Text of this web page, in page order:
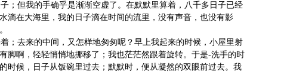
；但我的手确乎是渐渐空虚了。在默默里算着，八千多日子已经
滴在大海里，我的日子滴在时间的流里，没有声音，也没有影
；去来的中间，又怎样地匆匆呢？早上我起来的时候，小屋里射
脚啊，轻轻悄悄地挪移了；我也茫茫然跟着旋转。于是-洗手的时
时候，日子从饭碗里过去；默默时，便从凝然的双眼前过去。我